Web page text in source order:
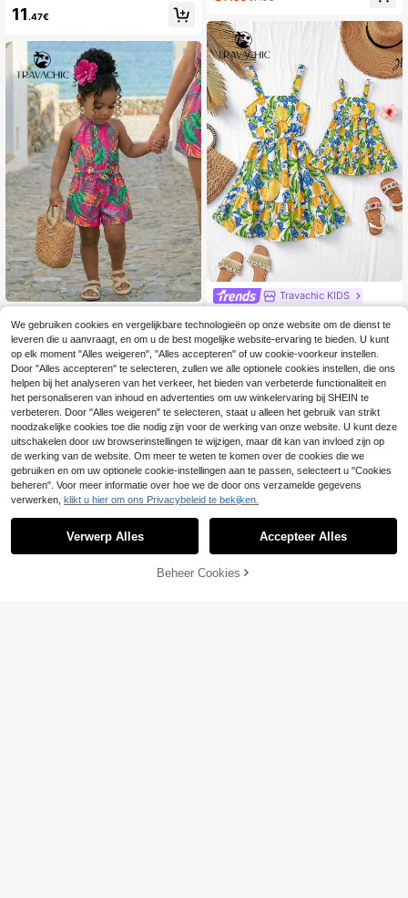
11 .47€
EU Warehouse
Travachic KIDS Trava
chic KIDS Vakantie Casual Schattig
e Halter Romper met Bloemenprint
Baby Meisje Tropische Outfit Baby
Meisje Resort Kleding Meisjes Rom
per Zomer Kleurrijke Jumpsuit Baby
Meisje Zomer Romper
14.16€
oon Kleding Jurken Baby Meisje
Travachic KIDS
chattige Vakantie Camisole Jurk m
et Rode Bladprint
14 .99€
TOEVOEGEN AAN WINKELWAGEN
We gebruiken cookies en vergelijkbare technologieën op onze website om de dienst te
leveren die u aanvraagt, en om u de best mogelijke website-ervaring te bieden. U kunt
op elk moment "Alles weigeren", "Alles accepteren" of uw cookie-voorkeur instellen.
Door "Alles accepteren" te selecteren, zullen we alle optionele cookies instellen, die ons
helpen bij het analyseren van het verkeer, het bieden van verbeterde functionaliteit en
het personaliseren van inhoud en advertenties om uw winkelervaring bij SHEIN te
verbeteren. Door "Alles weigeren" te selecteren, staat u alleen het gebruik van strikt
noodzakelijke cookies toe die nodig zijn voor de werking van onze website. U kunt deze
uitschakelen door uw browserinstellingen te wijzigen, maar dit kan van invloed zijn op
de werking van de website. Om meer te weten te komen over de cookies die we
gebruiken en om uw optionele cookie-instellingen aan te passen, selecteert u "Cookies
beheren". Voor meer informatie over hoe we de door ons verzamelde gegevens
verwerken, klikt u hier om ons Privacybeleid te bekijken.
Verwerp Alles Accepteer Alles
Beheer Cookies